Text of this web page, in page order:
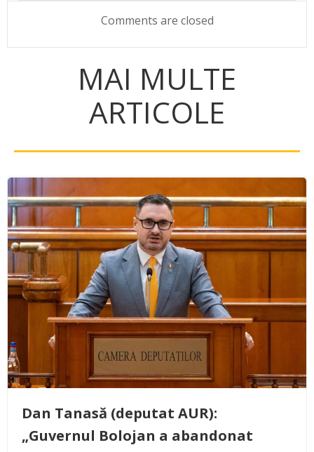
Comments are closed
MAI MULTE
ARTICOLE
Dan Tanasă (deputat AUR):
„Guvernul Bolojan a abandonat